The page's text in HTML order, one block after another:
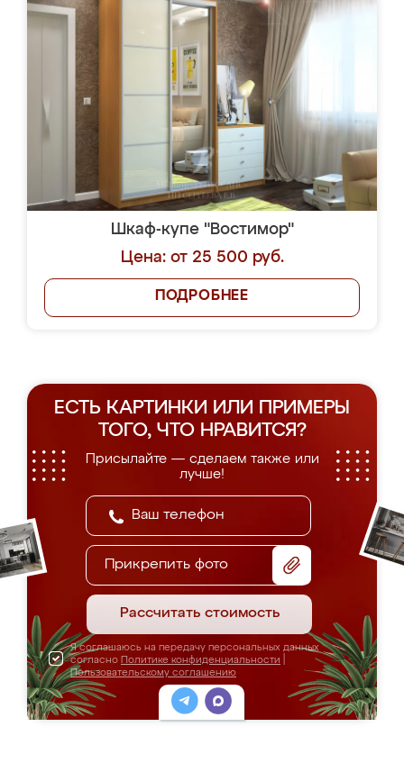
Шкаф-купе "Востимор"
Цена: от 25 500 руб.
ПОДРОБНЕЕ
ЕСТЬ КАРТИНКИ ИЛИ ПРИМЕРЫ
ТОГО, ЧТО НРАВИТСЯ?
Присылайте — сделаем также или
лучше!
Прикрепить фото
Рассчитать стоимость
Я соглашаюсь на передачу персональных данных
согласно Политике конфиденциальности
Пользовательскому соглашению